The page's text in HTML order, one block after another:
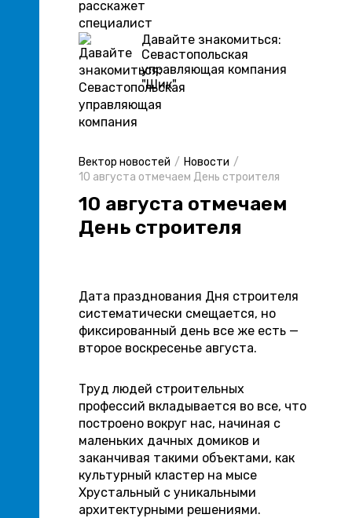
Давайте знакомиться:
Севастопольская
управляющая компания
"Шик"
Вектор новостей
Новости
10 августа отмечаем День строителя
10 августа отмечаем
День строителя
Дата празднования Дня строителя
систематически смещается, но
фиксированный день все же есть —
второе воскресенье августа.
Труд людей строительных
профессий вкладывается во все, что
построено вокруг нас, начиная с
маленьких дачных домиков и
заканчивая такими объектами, как
культурный кластер на мысе
Хрустальный с уникальными
архитектурными решениями.